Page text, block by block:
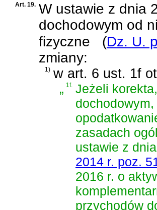
Art. 19. W ustawie z dnia
dochodowym od
fizyczne
(Dz. U.
zmiany:
1) w art. 6 ust. 1f
„1f. Jeżeli
zasadach
ustawie z
2014 r. poz.
2016 r. o
przychodów